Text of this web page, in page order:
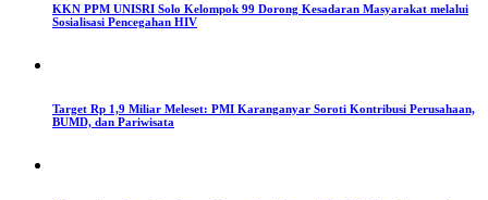
KKN PPM UNISRI Solo Kelompok 99 Dorong Kesadaran Masyarakat melalui
Sosialisasi Pencegahan HIV
Target Rp 1,9 Miliar Meleset: PMI Karanganyar Soroti Kontribusi Perusahaan,
BUMD, dan Pariwisata